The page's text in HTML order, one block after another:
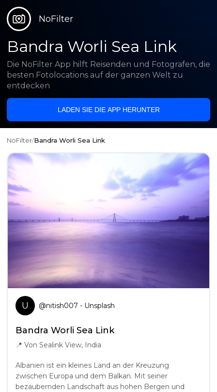
NoFilter
Bandra Worli Sea Link
Die NoFilter App hilft Reisenden und Fotografen, die
besten Fotolocations auf der ganzen Welt zu
entdecken
LADEN SIE DIE APP HERUNTER
NoFilter/Bandra Worli Sea Link
U @nitish007 - Unsplash
Bandra Worli Sea Link
📍 Von Sealink View, India
Albanien ist ein kleines Land an der Kreuzung
zwischen Europa und dem Balkan. Mit seiner
bezaubernden Landschaft aus hohen Bergen und